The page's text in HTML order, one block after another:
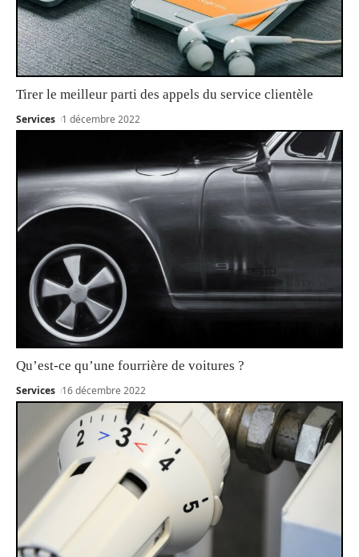
Tirer le meilleur parti des appels du service clientèle
Services 1 décembre 2022
Qu’est-ce qu’une fourrière de voitures ?
Services 16 décembre 2022